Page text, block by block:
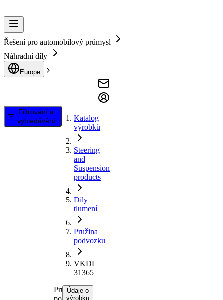
Řešení pro automobilový průmysl
Náhradní díly
Europe
Filtrování a
vyhledávání
Katalog
výrobků
Steering
and
Suspension
products
Díly
tlumení
Pružina
podvozku
VKDL
31365
Pružina
podvozku
Údaje o
výrobku